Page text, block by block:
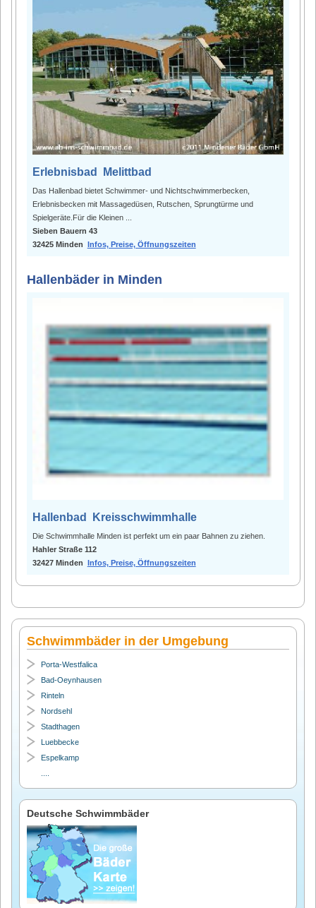
Erlebnisbad Melittbad
Das Hallenbad bietet Schwimmer- und Nichtschwimmerbecken,
Erlebnisbecken mit Massagedüsen, Rutschen, Sprungtürme und
Spielgeräte.Für die Kleinen ...
Sieben Bauern 43
32425 Minden Infos, Preise, Öffnungszeiten
Hallenbäder in Minden
Hallenbad Kreisschwimmhalle
Die Schwimmhalle Minden ist perfekt um ein paar Bahnen zu ziehen.
Hahler Straße 112
32427 Minden Infos, Preise, Öffnungszeiten
Schwimmbäder in der Umgebung
Porta-Westfalica
Bad-Oeynhausen
Rinteln
Nordsehl
Stadthagen
Luebbecke
Espelkamp
Deutsche Schwimmbäder